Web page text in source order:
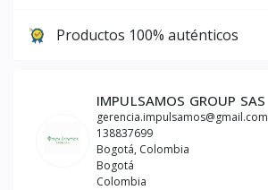
Productos 100% auténticos
IMPULSAMOS GROUP SAS
gerencia.impulsamos@gmail.com
138837699
Bogotá, Colombia
Bogotá
Colombia